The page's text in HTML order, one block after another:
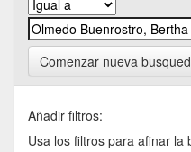
Comenzar nueva
Añadir filtros:
Usa los filtros para afinar la